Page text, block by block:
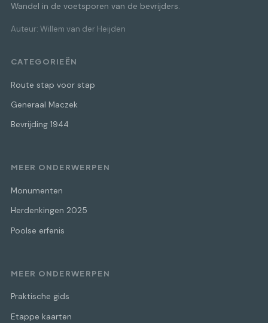
Wandel in de voetsporen van de bevrijders.
Auteur: Willem van der Heijden
CATEGORIEËN
Route stap voor stap
Generaal Maczek
Bevrijding 1944
MEER ONDERWERPEN
Monumenten
Herdenkingen 2025
Poolse erfenis
MEER ONDERWERPEN
Praktische gids
Etappe kaarten